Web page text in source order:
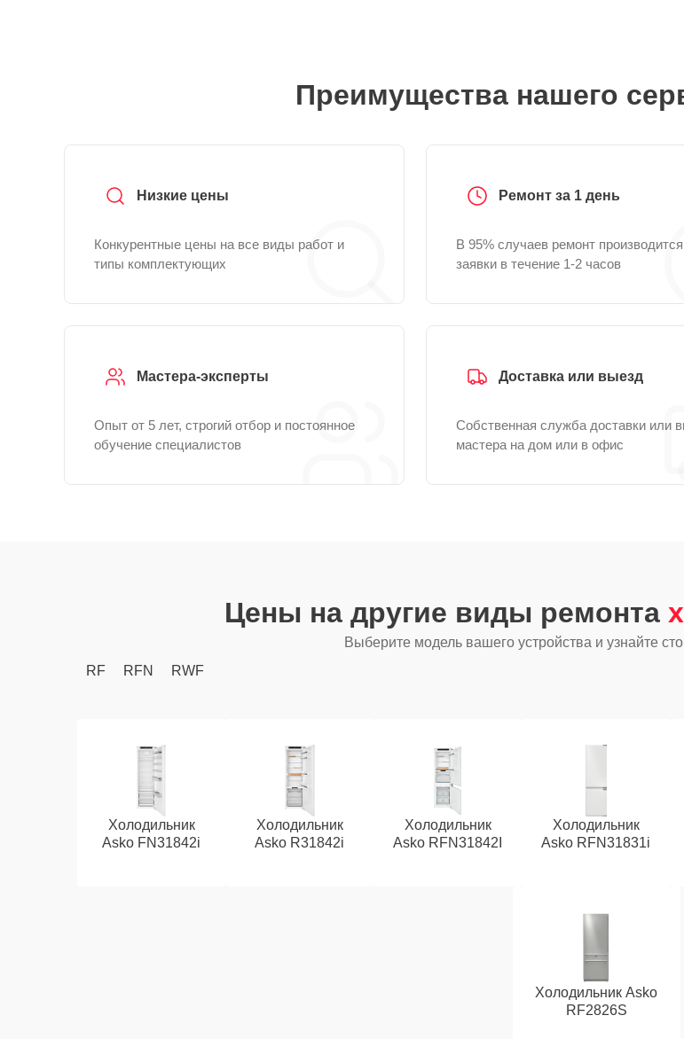
Преимущества нашего
Низкие цены
Конкурентные цены на все виды работ и
типы комплектующих
Ремонт за 1 день
В 95% случаев ремонт
заявки в течение 1-2 часов
Мастера-эксперты
Опыт от 5 лет, строгий отбор и постоянное
обучение специалистов
Доставка или выезд
Собственная служба доставки или
мастера на дом или в офис
Цены на другие виды ремонта
Выберите модель вашего устройства и узнайте
RF
RFN RWF
Холодильник
Asko FN31842i
Холодильник
Asko R31842i
Холодильник
Asko RFN31842I
Холодильник
Asko RFN31831i
Холодильник Asko
RF2826S